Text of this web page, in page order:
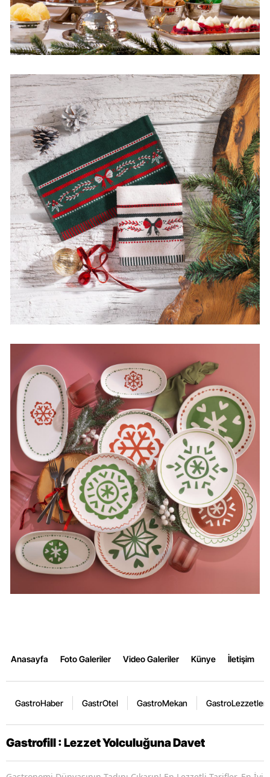
Anasayfa Foto Galeriler Video Galeriler Künye İletişim
GastroHaber GastrOtel GastroMekan GastroLezzetler
Gastrofill : Lezzet Yolculuğuna Davet